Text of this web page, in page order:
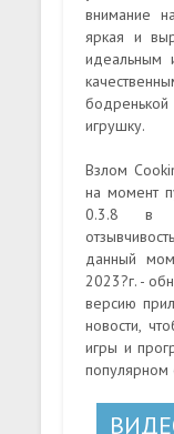
внимание
яркая и
идеальным
игрушку.
Взлом
на момент
0.3.8 в
данный
2023?г. -
версию
новости,
игры и